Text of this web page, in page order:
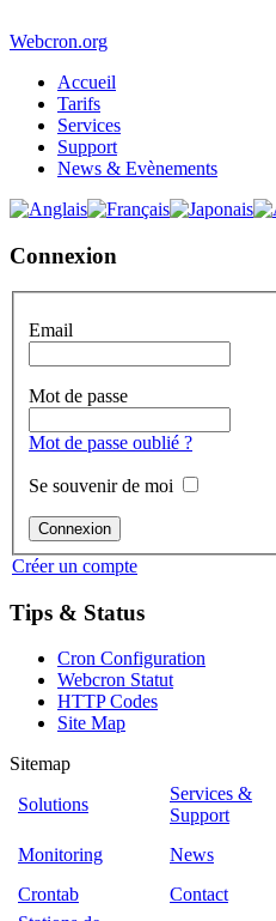
Webcron.org
Accueil
Tarifs
Services
Support
News & Evènements
Connexion
Email
Mot de passe
Mot de passe oublié ?
Se souvenir de moi
Créer un compte
Tips & Status
Cron Configuration
Webcron Statut
HTTP Codes
Site Map
Sitemap
Solutions
Services &
Support
Monitoring
News
Crontab
Contact